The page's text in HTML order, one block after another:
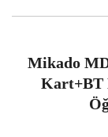
Mikado
Kart+BT